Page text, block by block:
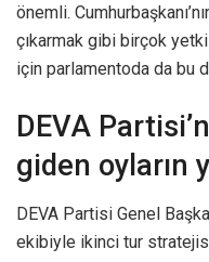
önemli.
çıkarmak gibi birçok
için parlamentoda da bu
DEVA
giden oyların
DEVA Partisi Genel
ekibiyle ikinci tur